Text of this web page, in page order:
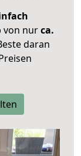
von nurca.
daran